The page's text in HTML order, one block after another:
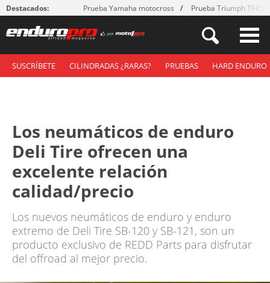
Destacados: Prueba Yamaha motocross Prueba Triumph
SUSCRÍBETE CILINDRADAS ¿RARAS? PRUEBAS HARD ENDURO
Los neumáticos de enduro
Deli Tire ofrecen una
excelente relación
calidad/precio
Los nuevos neumáticos de enduro y enduro
extremo de Deli Tire SB-120 y SB-121, son un
producto exclusivo de REDD Parts para disfrutar
del offroad al mejor precio.